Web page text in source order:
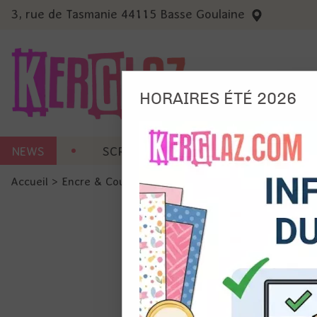
3, rue de Tasmanie 44115 Basse Goulaine
NEWS SCRAP CARTERIE MACHINES
Accueil > Encre & Couleur > >
Ils
et du
précises
Si vous
de la
HORAIRES ÉTÉ 2026